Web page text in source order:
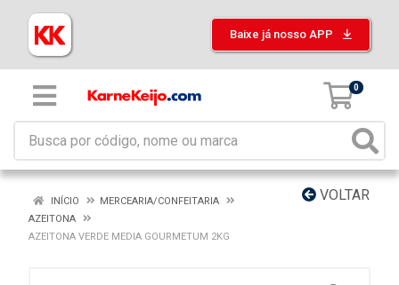
Baixe já nosso APP
0
VOLTAR
INÍCIO
MERCEARIA/CONFEITARIA
AZEITONA
AZEITONA VERDE MEDIA GOURMETUM 2KG